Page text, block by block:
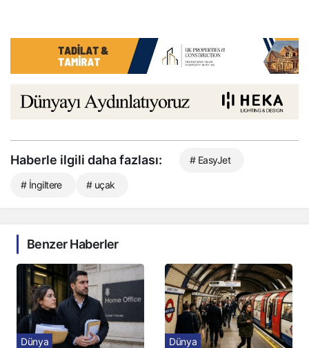
Haberle ilgili daha fazlası: # EasyJet
# İngiltere # uçak
Benzer Haberler
Dünya Dünya